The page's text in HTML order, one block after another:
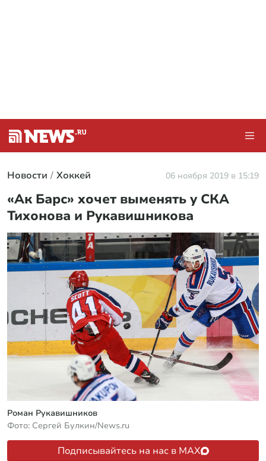
Новости Хоккей 06 ноября 2019 в 15:19
«Ак Барс» хочет выменять у СКА
Тихонова и Рукавишникова
Роман Рукавишников
Фото: Сергей Булкин/News.ru
Подписывайтесь на нас в MAX